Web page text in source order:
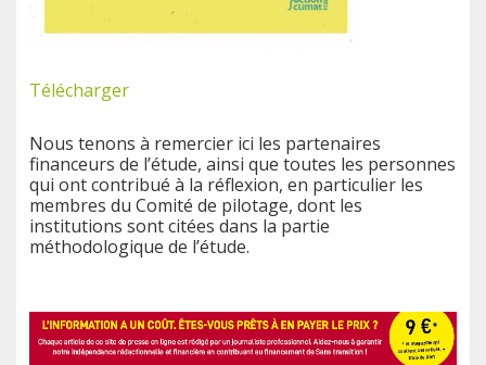
Télécharger
Nous tenons à remercier ici les partenaires
financeurs de l’étude, ainsi que toutes les personnes
qui ont contribué à la réflexion, en particulier les
membres du Comité de pilotage, dont les
institutions sont citées dans la partie
méthodologique de l’étude.